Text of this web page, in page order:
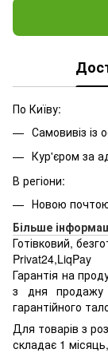
По Київу:
Самовивіз із
Кур'єром за
В регіони:
Новою
Більше
Готівковий,
Privat24,LiqPay
Гарантія на
з дня продажу
гарантійного
Для товарів з
складає 1